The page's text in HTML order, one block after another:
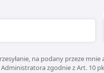
na podany przeze
zgodnie z Art. 10